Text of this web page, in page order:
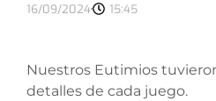
16/09/2024 15:45
Nuestros Eutimios
detalles de cada juego.